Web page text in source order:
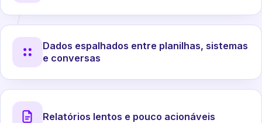
Dados espalhados entre planilhas, sistemas
e conversas
Relatórios lentos e pouco acionáveis